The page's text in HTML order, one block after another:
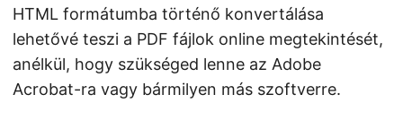
HTML formátumba történő konvertálása
lehetővé teszi a PDF fájlok online megtekintését,
anélkül, hogy szükséged lenne az Adobe
Acrobat-ra vagy bármilyen más szoftverre.